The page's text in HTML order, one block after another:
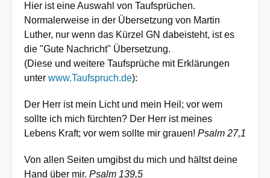
Hier ist eine Auswahl von Taufsprüchen.
Normalerweise in der Übersetzung von Martin
Luther, nur wenn das Kürzel GN dabeisteht, ist es
die "Gute Nachricht" Übersetzung.
(Diese und weitere Taufsprüche mit Erklärungen
unter www.Taufspruch.de):
Der Herr ist mein Licht und mein Heil; vor wem
sollte ich mich fürchten? Der Herr ist meines
Lebens Kraft; vor wem sollte mir grauen! Psalm 27,1
Von allen Seiten umgibst du mich und hältst deine
Hand über mir. Psalm 139,5